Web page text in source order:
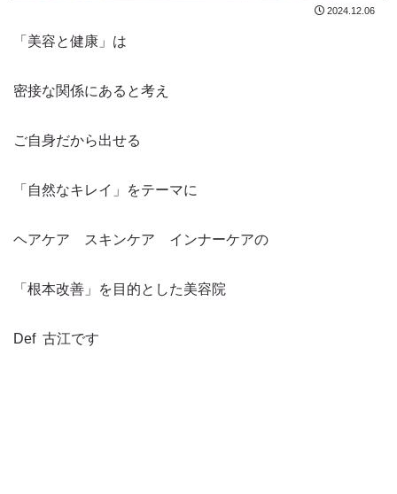
2024.12.06
「美容と健康」は
密接な関係にあると考え
ご自身だから出せる
「自然なキレイ」をテーマに
ヘアケア スキンケア インナーケアの
「根本改善」を目的とした美容院
Def 古江です